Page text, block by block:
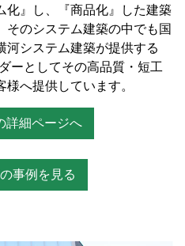
化』し、『商品化』した建築
そのシステム建築の中でも国
河システム建築が提供する
ーとしてその高品質・短工
へ提供しています。
詳細ページへ
事例を見る